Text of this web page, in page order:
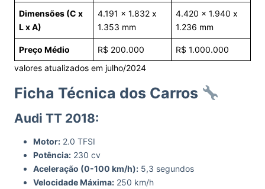
Dimensões (C x
L x A)
4.191 x 1.832 x
1.353 mm
4.420 x 1.940 x
1.236 mm
Preço Médio R$ 200.000
R$ 1.000.000
valores atualizados em julho/2024
Ficha Técnica dos Carros
Audi TT 2018:
Motor: 2.0 TFSI
Potência: 230 cv
Aceleração (0-100 km/h): 5,3 segundos
Velocidade Máxima: 250 km/h